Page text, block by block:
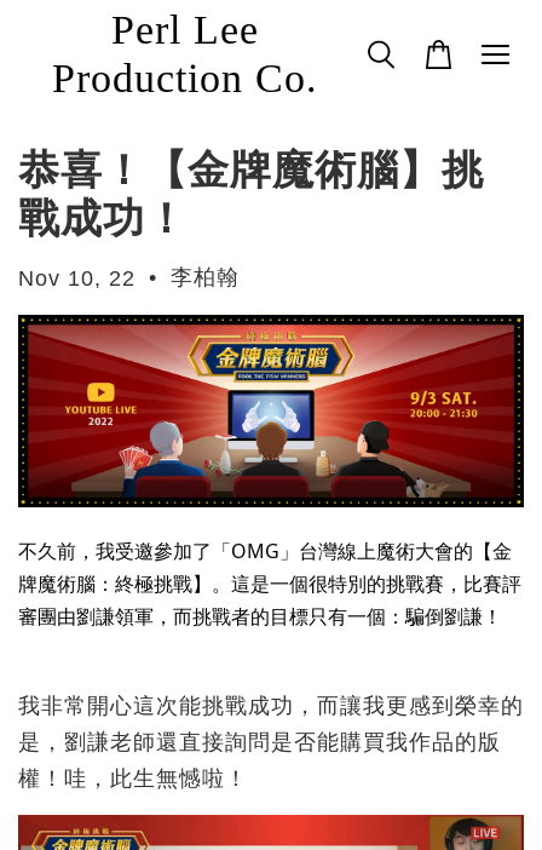
Perl Lee
Production Co.
恭喜！【金牌魔術腦】挑
戰成功！
Nov 10, 22 • 李柏翰
不久前，我受邀參加了「OMG」台灣線上魔術大會的【金
牌魔術腦：終極挑戰】。這是一個很特別的挑戰賽，比賽評
審團由劉謙領軍，而挑戰者的目標只有一個：騙倒劉謙！
我非常開心這次能挑戰成功，而讓我更感到榮幸的
是，劉謙老師還直接詢問是否能購買我作品的版
權！哇，此生無憾啦！